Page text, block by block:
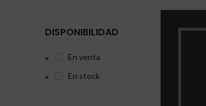
DISPONIBILIDAD
En venta
En stock